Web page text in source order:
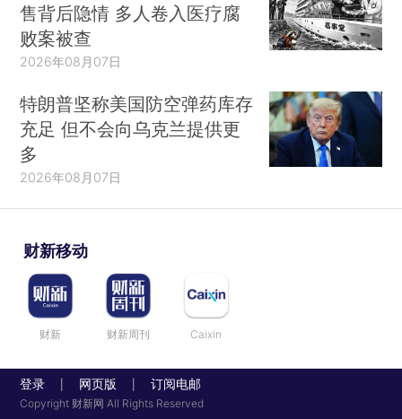
售背后隐情 多人卷入医疗腐
败案被查
2026年08月07日
特朗普坚称美国防空弹药库存
充足 但不会向乌克兰提供更
多
2026年08月07日
财新移动
财新 财新周刊 Caixin
登录 网页版 订阅电邮
Copyright 财新网 All Rights Reserved